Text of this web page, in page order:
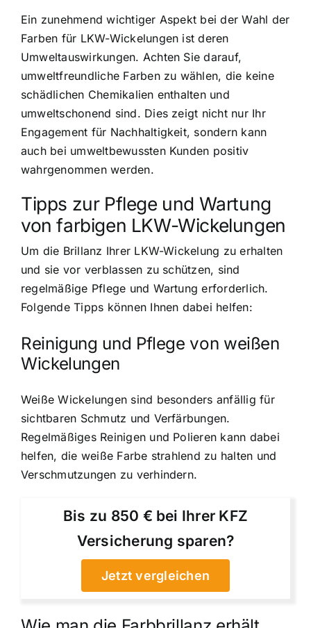
Ein zunehmend wichtiger Aspekt bei der Wahl der
Farben für LKW-Wickelungen ist deren
Umweltauswirkungen. Achten Sie darauf,
umweltfreundliche Farben zu wählen, die keine
schädlichen Chemikalien enthalten und
umweltschonend sind. Dies zeigt nicht nur Ihr
Engagement für Nachhaltigkeit, sondern kann
auch bei umweltbewussten Kunden positiv
wahrgenommen werden.
Tipps zur Pflege und Wartung
von farbigen LKW-Wickelungen
Um die Brillanz Ihrer LKW-Wickelung zu erhalten
und sie vor verblassen zu schützen, sind
regelmäßige Pflege und Wartung erforderlich.
Folgende Tipps können Ihnen dabei helfen:
Reinigung und Pflege von weißen
Wickelungen
Weiße Wickelungen sind besonders anfällig für
sichtbaren Schmutz und Verfärbungen.
Regelmäßiges Reinigen und Polieren kann dabei
helfen, die weiße Farbe strahlend zu halten und
Verschmutzungen zu verhindern.
Bis zu 850 € bei Ihrer KFZ
Versicherung sparen?
Jetzt vergleichen